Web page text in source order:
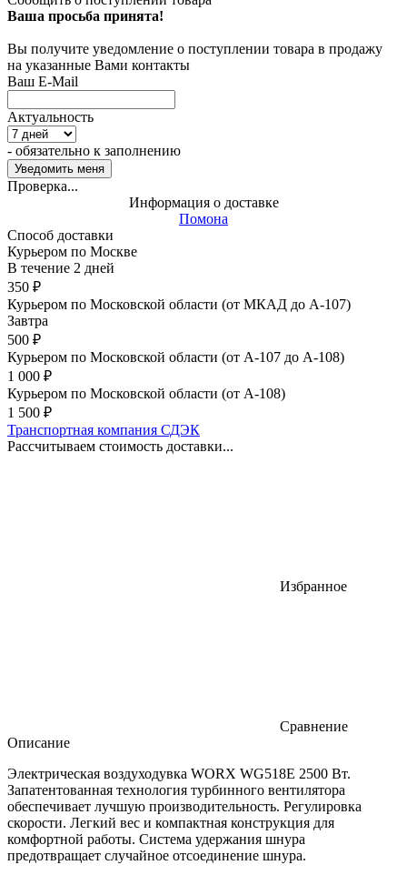
Ваша просьба принята!
Вы получите уведомление о поступлении товара в продажу
на указанные Вами контакты
Ваш E-Mail
Актуальность
- обязательно к заполнению
Проверка...
Информация о доставке
Помона
Способ доставки
Курьером по Москве
В течение 2 дней
350 ₽
Курьером по Московской области (от МКАД до А-107)
Завтра
500 ₽
Курьером по Московской области (от А-107 до А-108)
1 000 ₽
Курьером по Московской области (от А-108)
1 500 ₽
Транспортная компания СДЭК
Рассчитываем стоимость доставки...
Избранное
Сравнение
Описание
Электрическая воздуходувка WORX WG518E 2500 Вт.
Запатентованная технология турбинного вентилятора
обеспечивает лучшую производительность. Регулировка
скорости. Легкий вес и компактная конструкция для
комфортной работы. Система удержания шнура
предотвращает случайное отсоединение шнура.